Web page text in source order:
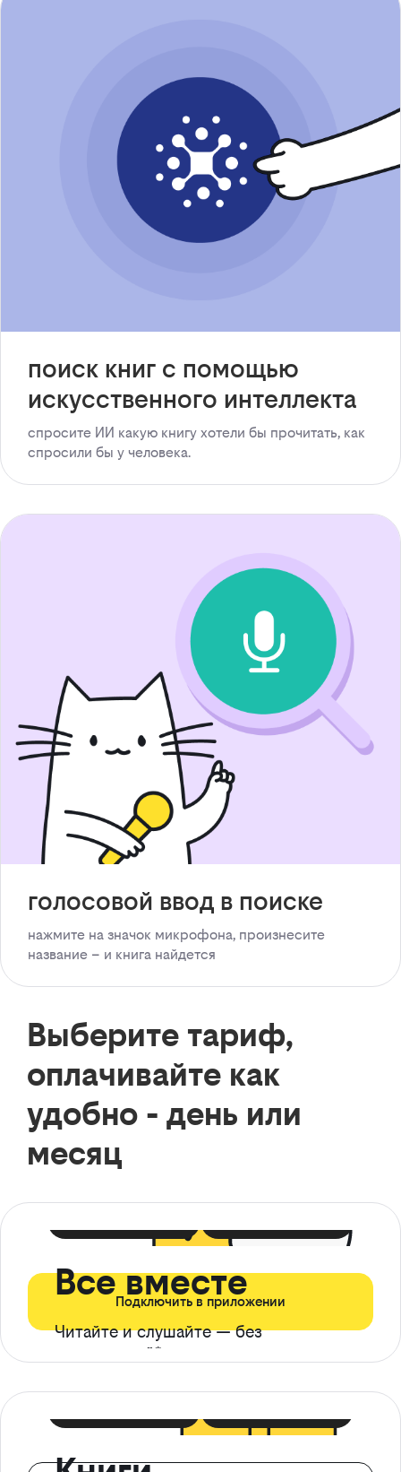
поиск книг с помощью
искусственного интеллекта
спросите ИИ какую книгу хотели бы прочитать, как
спросили бы у человека.
голосовой ввод в поиске
нажмите на значок микрофона, произнесите
название – и книга найдется
Выберите тариф,
оплачивайте как
удобно - день или
месяц
Все вместе
Читайте и слушайте — без
ограничений*
Подключить в приложении